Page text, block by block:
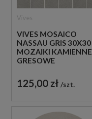
VIVES MOSAICO
NASSAU GRIS 30X30
MOZAIKI KAMIENNE
GRESOWE
125,00 zł szt.